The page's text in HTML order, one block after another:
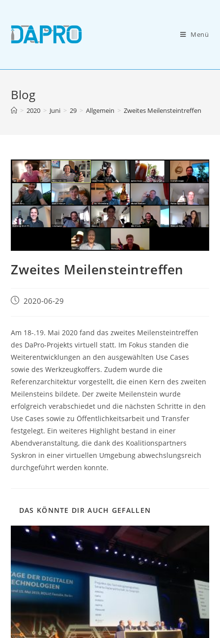
springen
Menü
Blog
> 2020 > Juni > 29 > Allgemein > Zweites Meilensteintreffen
Zweites Meilensteintreffen
Beitrag2020-06-29
Am 18-.19. Mai 2020 fand das zweites Meilensteintreffen
des DaPro-Projekts virtuell statt. Im Fokus standen die
Weiterentwicklungen an den ausgewählten Use Cases
sowie des Werkzeugkoffers. Zudem wurde die
Referenzarchitektur vorgestellt, die einen Kern des zweiten
Meilensteins bildete. Der zweite Meilenstein wurde
erfolgreich verabschiedet und die nächsten Schritte in den
Use Cases sowie zu Öffentlichkeitsarbeit und Transfer
festgelegt. Ein weiteres Highlight bestand in einer
Abendveranstaltung, die dank des Koalitionspartners
Syskron in einer virtuellen Umgebung abwechslungsreich
durchgeführt werden konnte.
DAS KÖNNTE DIR AUCH GEFALLEN